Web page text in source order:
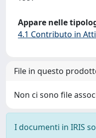
Appare nelle
4.1 Contributo in
File in questo
Non ci sono file
I documenti in IRIS